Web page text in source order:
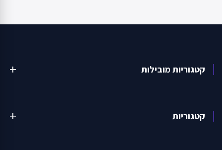
קטגוריות מובילות add
קטגוריות add